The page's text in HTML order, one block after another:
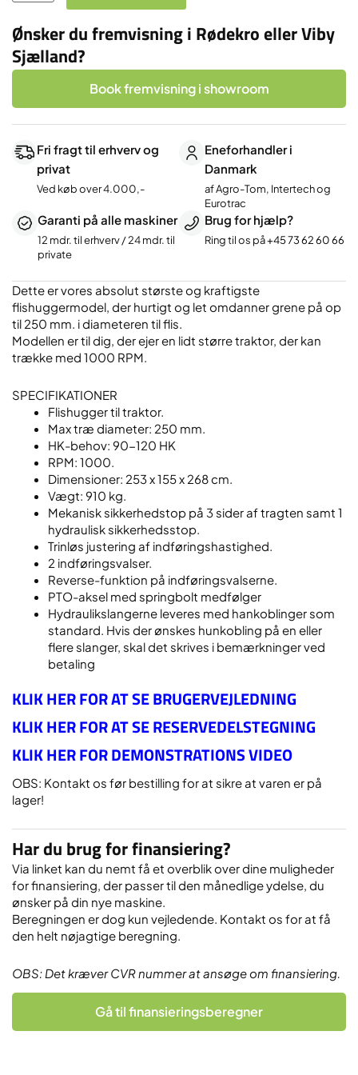
kapacitet
op
antal
Ønsker du fremvisning i Rødekro eller Viby
Sjælland?
Book fremvisning i showroom
Fri fragt til erhverv og
privat
Ved køb over 4.000,-
Eneforhandler i
Danmark
af Agro-Tom, Intertech og
Eurotrac
Garanti på alle maskiner
12 mdr. til erhverv / 24 mdr. til
private
Brug for hjælp?
Ring til os på+45 73 62 60 66
Dette er vores absolut største og kraftigste
flishuggermodel, der hurtigt og let omdanner grene på op
til 250 mm. i diameteren til flis.
Modellen er til dig, der ejer en lidt større traktor, der kan
trække med 1000 RPM.
SPECIFIKATIONER
Flishugger til traktor.
Max træ diameter: 250 mm.
HK-behov: 90-120 HK
RPM: 1000.
Dimensioner: 253 x 155 x 268 cm.
Vægt: 910 kg.
Mekanisk sikkerhedstop på 3 sider af tragten samt 1
hydraulisk sikkerhedsstop.
Trinløs justering af indføringshastighed.
2 indføringsvalser.
Reverse-funktion på indføringsvalserne.
PTO-aksel med springbolt medfølger
Hydraulikslangerne leveres med hankoblinger som
standard. Hvis der ønskes hunkobling på en eller
flere slanger, skal det skrives i bemærkninger ved
betaling
KLIK HER FOR AT SE BRUGERVEJLEDNING
KLIK HER FOR AT SE RESERVEDELSTEGNING
KLIK HER FOR DEMONSTRATIONS VIDEO
OBS: Kontakt os før bestilling for at sikre at varen er på
lager!
Har du brug for finansiering?
Via linket kan du nemt få et overblik over dine muligheder
for finansiering, der passer til den månedlige ydelse, du
ønsker på din nye maskine.
Beregningen er dog kun vejledende. Kontakt os for at få
den helt nøjagtige beregning.
OBS: Det kræver CVR nummer at ansøge om finansiering.
Gå til finansieringsberegner